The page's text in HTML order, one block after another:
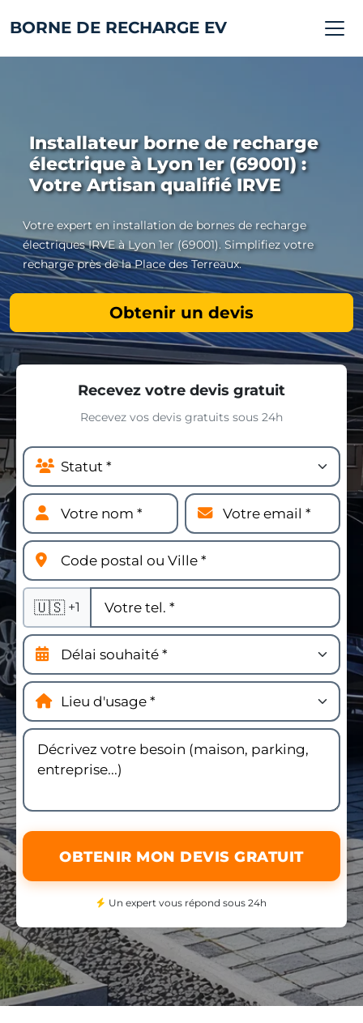
BORNE DE RECHARGE EV
Installateur borne de recharge
électrique à Lyon 1er (69001) :
Votre Artisan qualifié IRVE
Votre expert en installation de bornes de recharge
électriques IRVE à Lyon 1er (69001). Simplifiez votre
recharge près de la Place des Terreaux.
Obtenir un devis
Recevez votre devis gratuit
Recevez vos devis gratuits sous 24h
🇺🇸 +1
OBTENIR MON DEVIS GRATUIT
Un expert vous répond sous 24h